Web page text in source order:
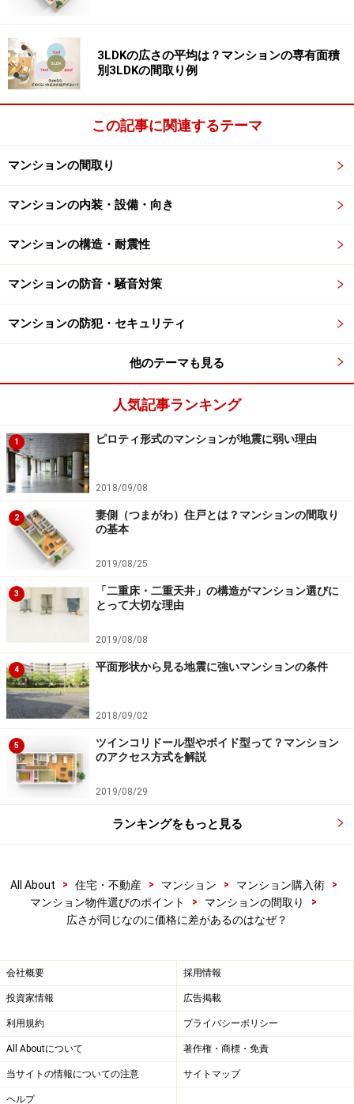
3LDKの広さの平均は？マンションの専有面積
別3LDKの間取り例
この記事に関連するテーマ
マンションの間取り
マンションの内装・設備・向き
マンションの構造・耐震性
マンションの防音・騒音対策
マンションの防犯・セキュリティ
他のテーマも見る
人気記事ランキング
1 ピロティ形式のマンションが地震に弱い理由
2018/09/08
2
妻側（つまがわ）住戸とは？マンションの間取り
の基本
2019/08/25
3
「二重床・二重天井」の構造がマンション選びに
とって大切な理由
2019/08/08
4 平面形状から見る地震に強いマンションの条件
2018/09/02
5
ツインコリドール型やボイド型って？マンション
のアクセス方式を解説
2019/08/29
ランキングをもっと見る
All About > 住宅・不動産 > マンション > マンション購入術
>
マンション物件選びのポイント
> マンションの間取り
>
広さが同じなのに価格に差があるのはなぜ？
会社概要 採用情報
投資家情報 広告掲載
利用規約 プライバシーポリシー
All Aboutについて 著作権・商標・免責
当サイトの情報についての注意 サイトマップ
ヘルプ